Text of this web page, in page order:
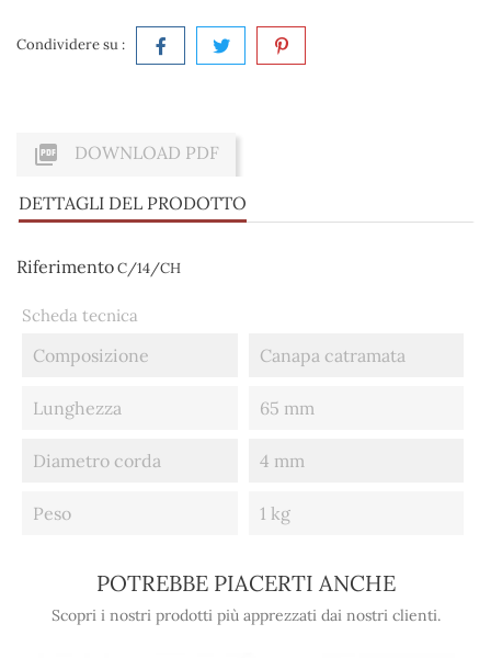
Condividere su :
 DOWNLOAD PDF
DETTAGLI DEL PRODOTTO
RiferimentoC/14/CH
Scheda tecnica
Composizione Canapa catramata
Lunghezza 65 mm
Diametro corda 4 mm
Peso 1 kg
POTREBBE PIACERTI ANCHE
Scopri i nostri prodotti più apprezzati dai nostri clienti.